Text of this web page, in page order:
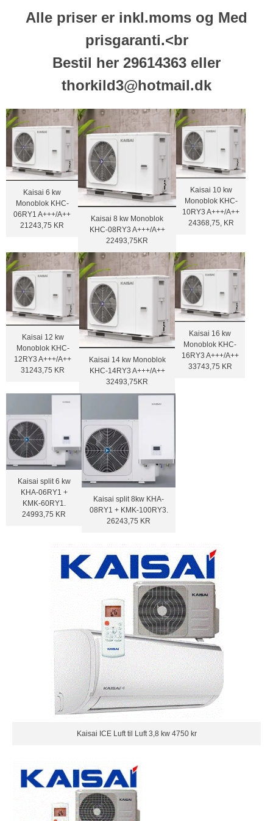
Alle priser er inkl.moms og Med
prisgaranti.<br
Bestil her 29614363 eller
thorkild3@hotmail.dk
Kaisai 6 kw
Monoblok KHC-
06RY1 A+++/A++
21243,75 KR
Kaisai 8 kw Monoblok
KHC-08RY3 A+++/A++
22493,75KR
Kaisai 10 kw
Monoblok KHC-
10RY3 A+++/A++
24368,75, KR
Kaisai 12 kw
Monoblok KHC-
12RY3 A+++/A++
31243,75 KR
Kaisai 14 kw Monoblok
KHC-14RY3 A+++/A++
32493,75KR
Kaisai 16 kw
Monoblok KHC-
16RY3 A+++/A++
33743,75 KR
Kaisai split 6 kw
KHA-06RY1 +
KMK-60RY1.
24993,75 KR
Kaisai split 8kw KHA-
08RY1 + KMK-100RY3.
26243,75 KR
Kaisai ICE Luft til Luft 3,8 kw 4750 kr